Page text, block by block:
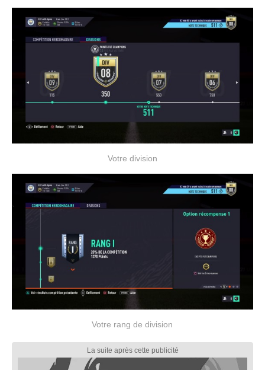
Votre division
Votre rang de division